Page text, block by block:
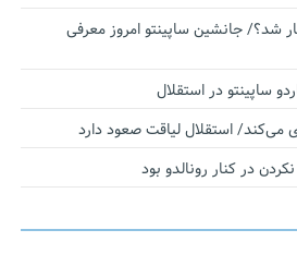
شد؟/ جانشین ساپینتو امروز معرفی
ساپینتو در استقلال
می‌کند/ استقلال لیاقت صعود دارد
در کنار رونالدو بود